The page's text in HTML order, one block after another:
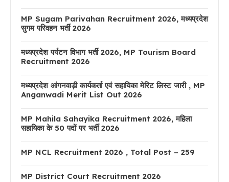
MP Sugam Parivahan Recruitment 2026, मध्यप्रदेश
सुगम परिवहन भर्ती 2026
मध्यप्रदेश पर्यटन विभाग भर्ती 2026, MP Tourism Board
Recruitment 2026
मध्यप्रदेश आंगनवाड़ी कार्यकर्ता एवं सहायिका मेरिट लिस्ट जारी , MP
Anganwadi Merit List Out 2026
MP Mahila Sahayika Recruitment 2026, महिला
सहायिका के 50 पदों पर भर्ती 2026
MP NCL Recruitment 2026 , Total Post – 259
MP District Court Recruitment 2026